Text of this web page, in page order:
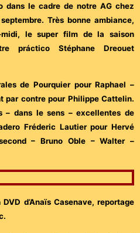
dans le cadre de notre AG chez
Très bonne ambiance,
le super film de la saison
práctico Stéphane Dreouet
de Pourquier pour Raphael –
par contre pour Philippe Cattelin.
– dans le sens – excellentes de
Fréderic Lautier pour Hervé
– Bruno Oble – Walter –
d’Anaïs Casenave, reportage